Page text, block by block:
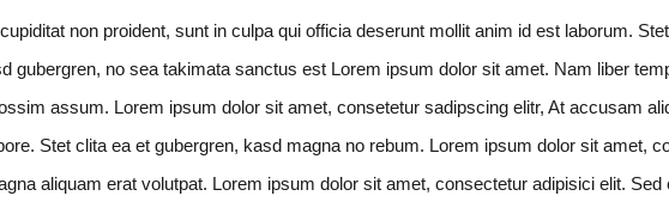
non proident, sunt in culpa qui officia deserunt mollit anim id est laborum.
gubergren, no sea takimata sanctus est Lorem ipsum dolor sit amet. Nam liber
assum. Lorem ipsum dolor sit amet, consetetur sadipscing elitr, At accusam
Stet clita ea et gubergren, kasd magna no rebum. Lorem ipsum dolor sit amet,
aliquam erat volutpat. Lorem ipsum dolor sit amet, consectetur adipisici elit. Sed